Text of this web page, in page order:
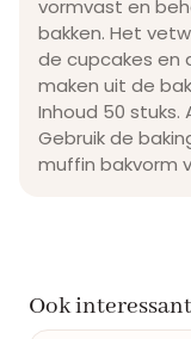
vormvast en
bakken. Het
de cupcakes en
maken uit de
Inhoud 50 stuks.
Gebruik de
muffin bakvorm
Ook interessant